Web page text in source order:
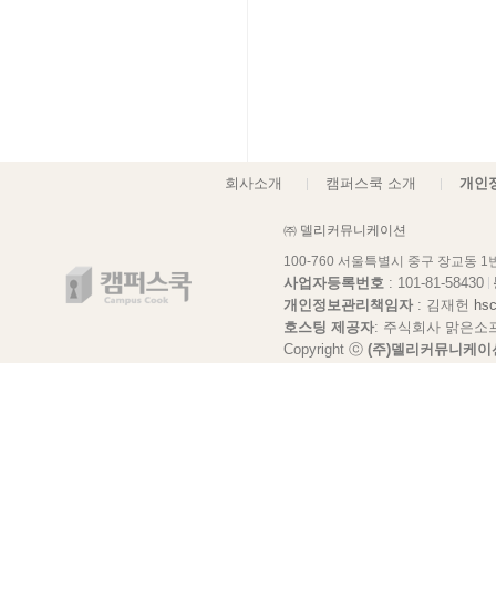
회사소개 캠퍼스쿡 소개 개인
㈜ 델리커뮤니케이션
100-760 서울특별시 중구 장교동 1
사업자등록번호 : 101-81-58430
개인정보관리책임자: 김재헌
호스팅 제공자: 주식회사 맑은소
Copyright ⓒ (주)델리커뮤니케이